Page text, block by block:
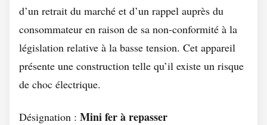
d’un retrait du marché et d’un rappel auprès du
consommateur en raison de sa non-conformité à la
législation relative à la basse tension. Cet appareil
présente une construction telle qu’il existe un risque
de choc électrique.
Désignation : Mini fer à repasser